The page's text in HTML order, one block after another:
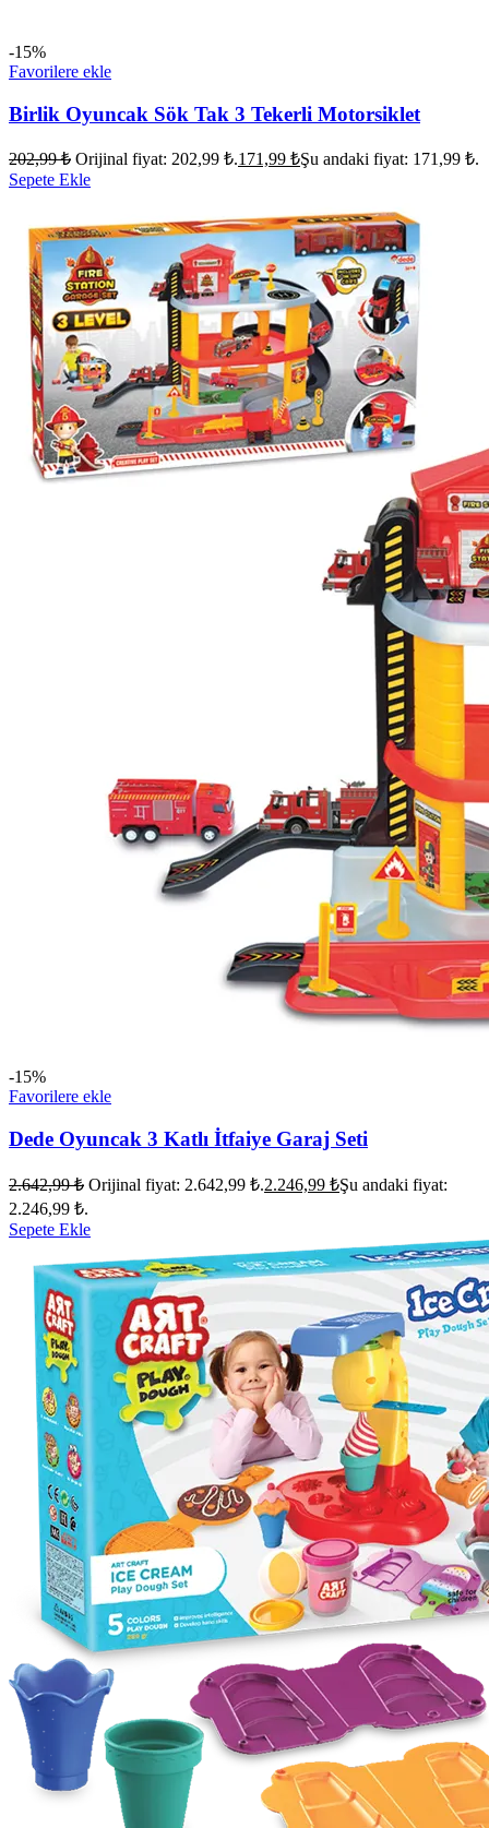
-15%
Favorilere ekle
Birlik Oyuncak Sök Tak 3 Tekerli Motorsiklet
202,99₺ Orijinal fiyat: 202,99 ₺.171,99 ₺Şu andaki fiyat: 171,99 ₺.
Sepete Ekle
-15%
Favorilere ekle
Dede Oyuncak 3 Katlı İtfaiye Garaj Seti
2.642,99₺ Orijinal fiyat: 2.642,99 ₺.2.246,99 ₺Şu andaki fiyat:
2.246,99 ₺.
Sepete Ekle